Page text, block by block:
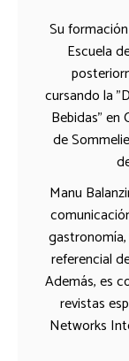
Su
Escuela
cursando la
Bebidas" en
de
Manu
referencial
Además, es
revistas
Networks